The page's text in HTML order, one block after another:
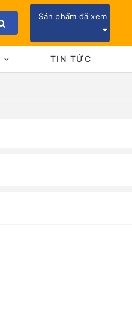
Sản phẩm đã xem
TIN TỨC